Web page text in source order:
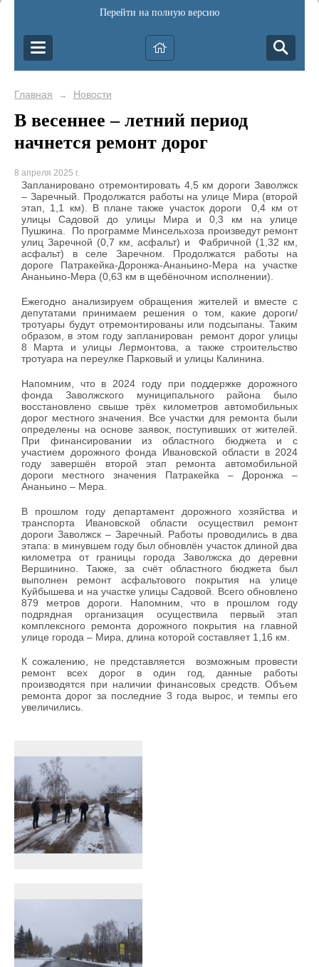
Перейти на полную версию
Главная → Новости
В весеннее – летний период
начнется ремонт дорог
8 апреля 2025 г.
Запланировано отремонтировать 4,5 км дороги Заволжск
– Заречный. Продолжатся работы на улице Мира (второй
этап, 1,1 км). В плане также участок дороги 0,4 км от
улицы Садовой до улицы Мира и 0,3 км на улице
Пушкина. По программе Минсельхоза произведут ремонт
улиц Заречной (0,7 км, асфальт) и Фабричной (1,32 км,
асфальт) в селе Заречном. Продолжатся работы на
дороге Патракейка-Доронжа-Ананьино-Мера на участке
Ананьино-Мера (0,63 км в щебёночном исполнении).
Ежегодно анализируем обращения жителей и вместе с
депутатами принимаем решения о том, какие дороги/
тротуары будут отремонтированы или подсыпаны. Таким
образом, в этом году запланирован ремонт дорог улицы
8 Марта и улицы Лермонтова, а также строительство
тротуара на переулке Парковый и улицы Калинина.
Напомним, что в 2024 году при поддержке дорожного
фонда Заволжского муниципального района было
восстановлено свыше трёх километров автомобильных
дорог местного значения. Все участки для ремонта были
определены на основе заявок, поступивших от жителей.
При финансировании из областного бюджета и с
участием дорожного фонда Ивановской области в 2024
году завершён второй этап ремонта автомобильной
дороги местного значения Патракейка – Доронжа –
Ананьино – Мера.
В прошлом году департамент дорожного хозяйства и
транспорта Ивановской области осуществил ремонт
дороги Заволжск – Заречный. Работы проводились в два
этапа: в минувшем году был обновлён участок длиной два
километра от границы города Заволжска до деревни
Вершинино. Также, за счёт областного бюджета был
выполнен ремонт асфальтового покрытия на улице
Куйбышева и на участке улицы Садовой. Всего обновлено
879 метров дороги. Напомним, что в прошлом году
подрядная организация осуществила первый этап
комплексного ремонта дорожного покрытия на главной
улице города – Мира, длина которой составляет 1,16 км.
К сожалению, не представляется возможным провести
ремонт всех дорог в один год, данные работы
производятся при наличии финансовых средств. Объем
ремонта дорог за последние 3 года вырос, и темпы его
увеличились.